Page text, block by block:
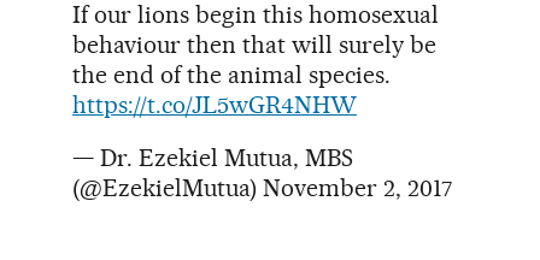
If our lions begin this homosexual
behaviour then that will surely be
the end of the animal species.
https://t.co/JL5wGR4NHW
— Dr. Ezekiel Mutua, MBS
(@EzekielMutua) November 2, 2017